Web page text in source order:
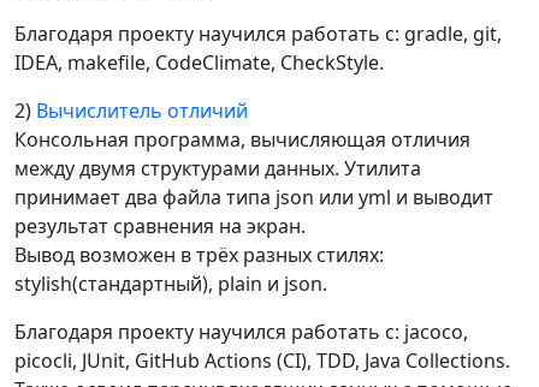
Благодаря проекту научился работать с: gradle, git,
IDEA, makefile, CodeClimate, CheckStyle.
2) Вычислитель отличий
Консольная программа, вычисляющая отличия
между двумя структурами данных. Утилита
принимает два файла типа json или yml и выводит
результат сравнения на экран.
Вывод возможен в трёх разных стилях:
stylish(стандартный), plain и json.
Благодаря проекту научился работать с: jacoco,
picocli, JUnit, GitHub Actions (CI), TDD, Java Collections.